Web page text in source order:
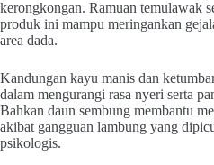
kerongkongan. Ramuan temulawak
produk ini mampu meringankan
area dada.
Kandungan kayu manis dan
dalam mengurangi rasa nyeri serta
Bahkan daun sembung membantu
akibat gangguan lambung yang
psikologis.